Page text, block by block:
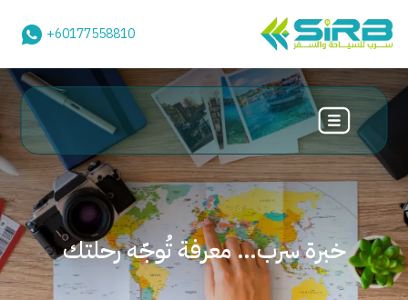
+60177558810
خبرة سرب… معرفة تُوجّه رحلتك